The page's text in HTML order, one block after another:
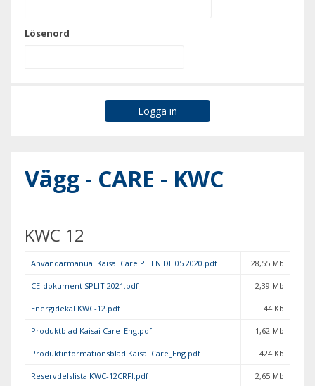
Lösenord
Vägg - CARE - KWC
KWC 12
Användarmanual Kaisai Care PL EN DE 05 2020.pdf 28,55 Mb
CE-dokument SPLIT 2021.pdf 2,39 Mb
Energidekal KWC-12.pdf 44 Kb
Produktblad Kaisai Care_Eng.pdf 1,62 Mb
Produktinformationsblad Kaisai Care_Eng.pdf 424 Kb
Reservdelslista KWC-12CRFI.pdf 2,65 Mb